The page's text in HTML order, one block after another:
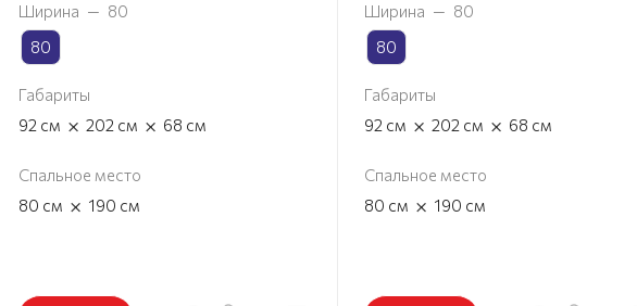
Ширина — 80
80
Габариты
92 см × 202 см × 68 см
Спальное место
80 см × 190 см
Ширина — 80
80
Габариты
92 см × 202 см × 68 см
Спальное место
80 см × 190 см